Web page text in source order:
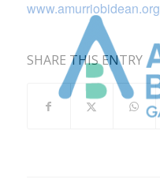
www.amurriobidean.org
SHARE THIS ENTRY